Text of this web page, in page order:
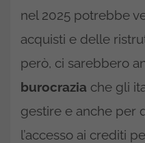
nel 2025 potrebbe
acquisti e delle
però, ci sarebbero
burocrazia che gli
gestire e anche per
l’accesso ai crediti